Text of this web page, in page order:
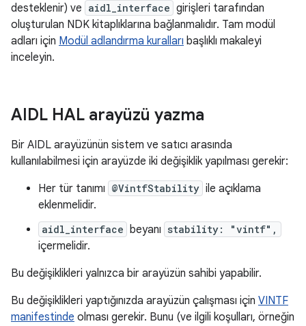
desteklenir) ve aidl_interface girişleri tarafından
oluşturulan NDK kitaplıklarına bağlanmalıdır. Tam modül
adları için Modül adlandırma kuralları başlıklı makaleyi
inceleyin.
AIDL HAL arayüzü yazma
Bir AIDL arayüzünün sistem ve satıcı arasında
kullanılabilmesi için arayüzde iki değişiklik yapılması gerekir:
Her tür tanımı @VintfStability ile açıklama
eklenmelidir.
aidl_interface beyanı stability: "vintf",
içermelidir.
Bu değişiklikleri yalnızca bir arayüzün sahibi yapabilir.
Bu değişiklikleri yaptığınızda arayüzün çalışması için VINTF
manifestinde olması gerekir. Bunu (ve ilgili koşulları, örneğin